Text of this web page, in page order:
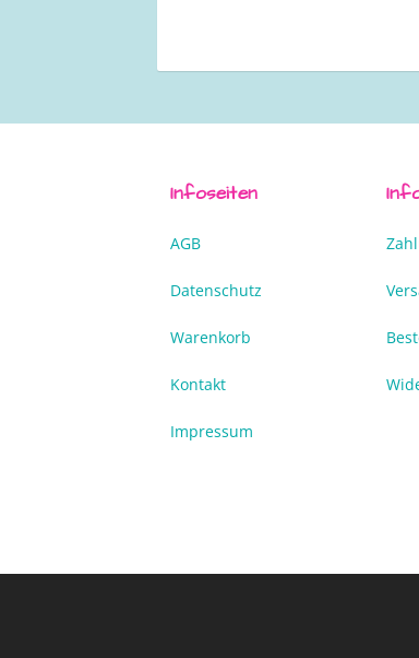
Infoseiten
AGB
Datenschutz
Warenkorb
Kontakt
Impressum